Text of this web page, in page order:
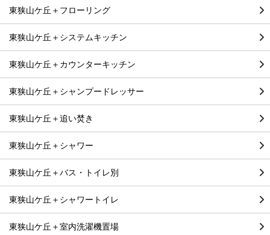
東狭山ケ丘＋フローリング
東狭山ケ丘＋システムキッチン
東狭山ケ丘＋カウンターキッチン
東狭山ケ丘＋シャンプードレッサー
東狭山ケ丘＋追い焚き
東狭山ケ丘＋シャワー
東狭山ケ丘＋バス・トイレ別
東狭山ケ丘＋シャワートイレ
東狭山ケ丘＋室内洗濯機置場